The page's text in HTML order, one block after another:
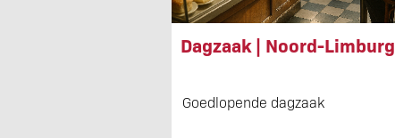
Dagzaak | Noord-Limburg
Goedlopende dagzaak